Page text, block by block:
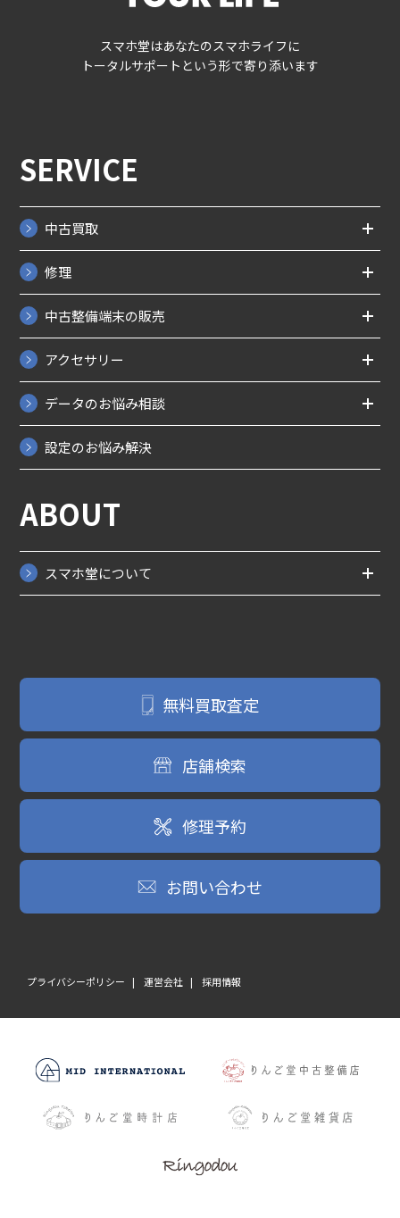
スマホ堂はあなたのスマホライフに
トータルサポートという形で寄り添います
ABOUT
スマホ堂について
SERVICE
中古買取
修理
中古整備端末の販売
アクセサリー
データのお悩み相談
設定のお悩み解決
無料買取査定
店舗検索
修理予約
お問い合わせ
プライバシーポリシー 運営会社 採用情報